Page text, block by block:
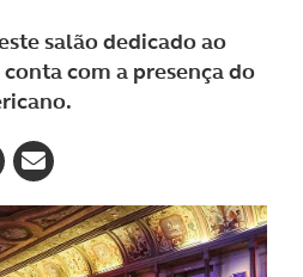
salão dedicado ao
com a presença do